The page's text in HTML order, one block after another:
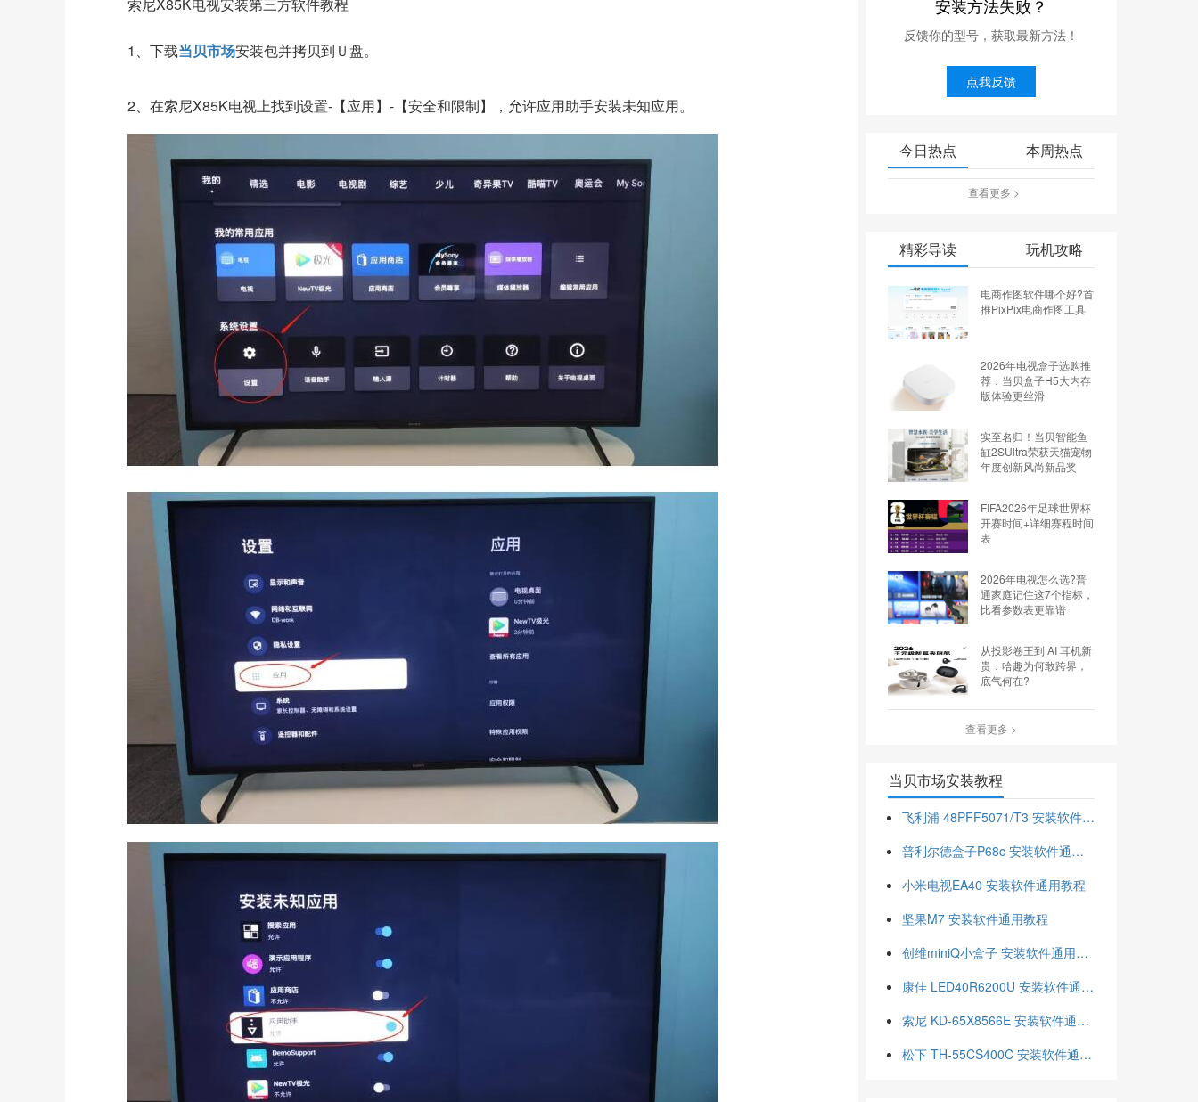
1、下载当贝市场安装包并拷贝到Ｕ盘。
2、在索尼X85K电视上找到设置-【应用】-【安全和限制】，允许应用助手安装未知应用。
安装方法失败？
反馈你的型号，获取最新方法！
点我反馈
今日热点 本周热点
查看更多 >
精彩导读 玩机攻略
电商作图软件哪个好?首
推PixPix电商作图工具
2026年电视盒子选购推
荐：当贝盒子H5大内存
版体验更丝滑
实至名归！当贝智能鱼
缸2SUltra荣获天猫宠物
年度创新风尚新品奖
FIFA2026年足球世界杯
开赛时间+详细赛程时间
表
2026年电视怎么选?普
通家庭记住这7个指标，
比看参数表更靠谱
从投影卷王到 AI 耳机新
贵：哈趣为何敢跨界，
底气何在?
查看更多 >
当贝市场安装教程
飞利浦 48PFF5071/T3 安装软件通用教程
普利尔德盒子P68c 安装软件通用教程
小米电视EA40 安装软件通用教程
坚果M7 安装软件通用教程
创维miniQ小盒子 安装软件通用教程
康佳 LED40R6200U 安装软件通用教程
索尼 KD-65X8566E 安装软件通用教程
松下 TH-55CS400C 安装软件通用教程